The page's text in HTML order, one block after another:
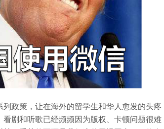
政策，让在海外的留学生和华人愈发的头疼
剧和听歌已经频频因为版权、卡顿问题很难